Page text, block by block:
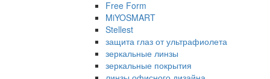
Free Form
MiYOSMART
Stellest
защита глаз от ультрафиолета
зеркальные линзы
зеркальные покрытия